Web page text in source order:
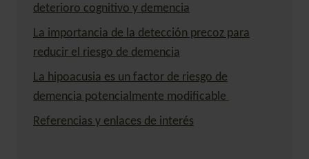
deterioro cognitivo y demencia
La importancia de la detección precoz para
reducir el riesgo de demencia
La hipoacusia es un factor de riesgo de
demencia potencialmente modificable
Referencias y enlaces de interés